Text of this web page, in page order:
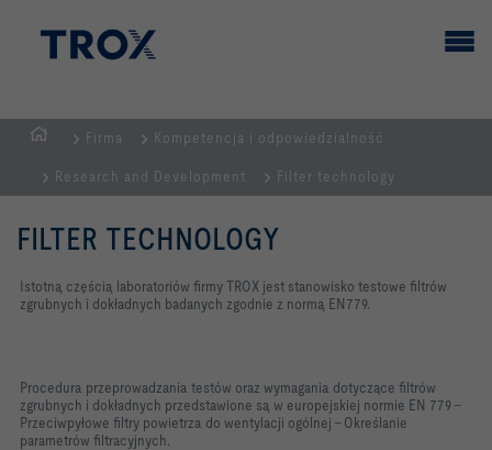
GŁÓWNA
Firma Kompetencja i odpowiedzialność
Research and Development Filter technology
FILTER TECHNOLOGY
Istotną częścią laboratoriów firmy TROX jest stanowisko testowe filtrów
zgrubnych i dokładnych badanych zgodnie z normą EN779.
Procedura przeprowadzania testów oraz wymagania dotyczące filtrów
zgrubnych i dokładnych przedstawione są w europejskiej normie EN 779 -
Przeciwpyłowe filtry powietrza do wentylacji ogólnej - Określanie
parametrów filtracyjnych.